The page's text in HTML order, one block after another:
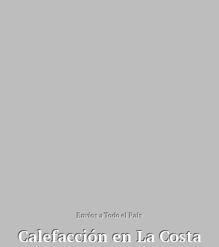
Envíos a Todo el País
Calefacción en La Costa